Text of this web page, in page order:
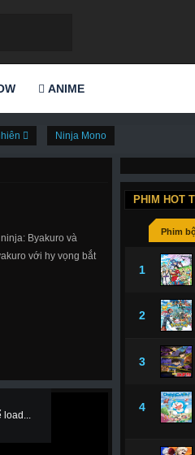
ANIME
Ninja Mono
Byakuro và
với hy vọng bắt
load...
PHIM HOT
Phim
1
2
3
4